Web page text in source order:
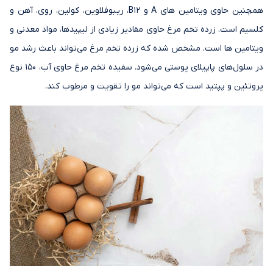
همچنین حاوی ویتامین های A و B12، ریبوفلاوین، کولین، روی، آهن و
کلسیم است. زرده تخم مرغ حاوی مقادیر زیادی از لیپیدها، مواد معدنی و
ویتامین ها است. مشخص شده که زرده تخم مرغ می‌تواند باعث رشد مو
در سلول‌های پاپیلای پوستی می‌شود. سفیده تخم مرغ حاوی آب، 150 نوع
پروتئین و پپتید است که می‌تواند مو را تقویت و مرطوب کند.